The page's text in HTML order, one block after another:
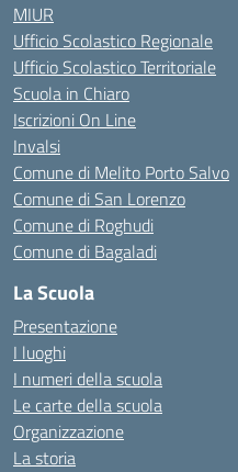
MIUR
Ufficio Scolastico Regionale
Ufficio Scolastico Territoriale
Scuola in Chiaro
Iscrizioni On Line
Invalsi
Comune di Melito Porto Salvo
Comune di San Lorenzo
Comune di Roghudi
Comune di Bagaladi
La Scuola
Presentazione
I luoghi
I numeri della scuola
Le carte della scuola
Organizzazione
La storia